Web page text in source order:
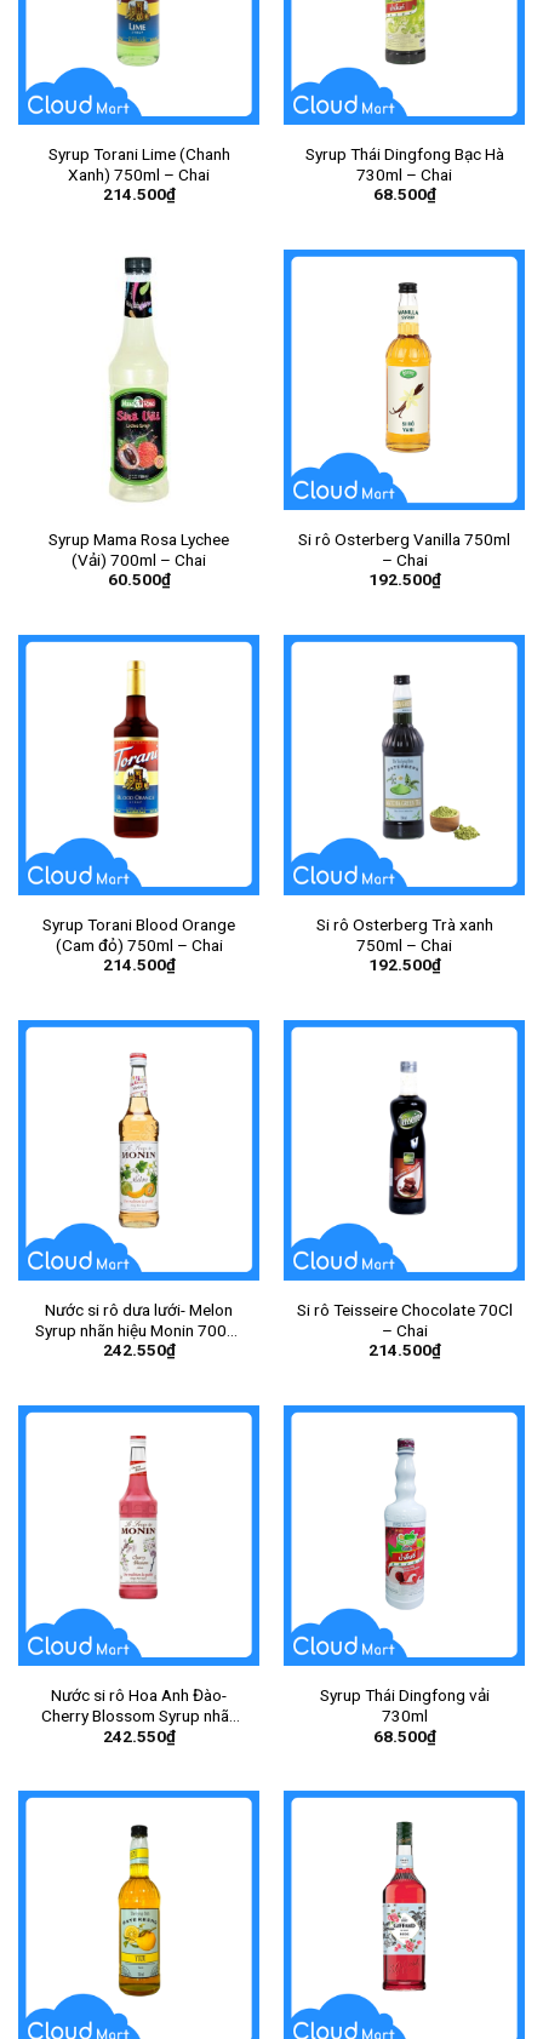
Syrup Torani Lime (Chanh
Xanh) 750ml – Chai
214.500₫
Syrup Thái Dingfong Bạc Hà
730ml – Chai
68.500₫
Syrup Mama Rosa Lychee
(Vải) 700ml – Chai
60.500₫
Si rô Osterberg Vanilla 750ml
– Chai
192.500₫
Syrup Torani Blood Orange
(Cam đỏ) 750ml – Chai
214.500₫
Si rô Osterberg Trà xanh
750ml – Chai
192.500₫
Nước si rô dưa lưới- Melon
Syrup nhãn hiệu Monin 700ml
– Chai
242.550₫
Si rô Teisseire Chocolate 70Cl
– Chai
214.500₫
Nước si rô Hoa Anh Đào-
Cherry Blossom Syrup nhãn
hiệu Monin 700ml – Chai
242.550₫
Syrup Thái Dingfong vải
730ml
68.500₫